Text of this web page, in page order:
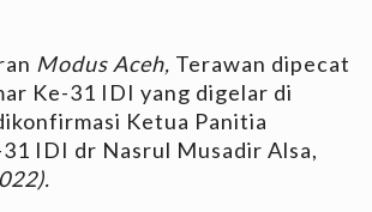
Modus Aceh, Terawan dipecat
Ke-31 IDI yang digelar di
Ketua Panitia
IDI dr Nasrul Musadir Alsa,